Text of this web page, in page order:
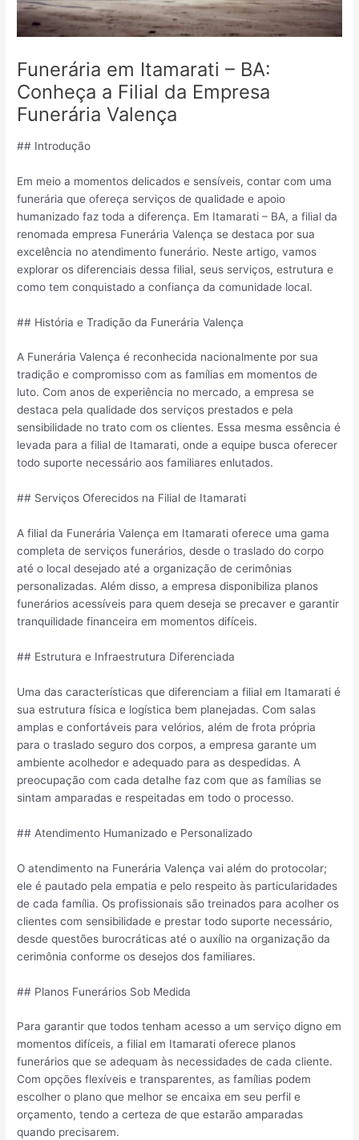
Funerária em Itamarati – BA:
Conheça a Filial da Empresa
Funerária Valença
## Introdução
Em meio a momentos delicados e sensíveis, contar com uma
funerária que ofereça serviços de qualidade e apoio
humanizado faz toda a diferença. Em Itamarati – BA, a filial da
renomada empresa Funerária Valença se destaca por sua
excelência no atendimento funerário. Neste artigo, vamos
explorar os diferenciais dessa filial, seus serviços, estrutura e
como tem conquistado a confiança da comunidade local.
## História e Tradição da Funerária Valença
A Funerária Valença é reconhecida nacionalmente por sua
tradição e compromisso com as famílias em momentos de
luto. Com anos de experiência no mercado, a empresa se
destaca pela qualidade dos serviços prestados e pela
sensibilidade no trato com os clientes. Essa mesma essência é
levada para a filial de Itamarati, onde a equipe busca oferecer
todo suporte necessário aos familiares enlutados.
## Serviços Oferecidos na Filial de Itamarati
A filial da Funerária Valença em Itamarati oferece uma gama
completa de serviços funerários, desde o traslado do corpo
até o local desejado até a organização de cerimônias
personalizadas. Além disso, a empresa disponibiliza planos
funerários acessíveis para quem deseja se precaver e garantir
tranquilidade financeira em momentos difíceis.
## Estrutura e Infraestrutura Diferenciada
Uma das características que diferenciam a filial em Itamarati é
sua estrutura física e logística bem planejadas. Com salas
amplas e confortáveis para velórios, além de frota própria
para o traslado seguro dos corpos, a empresa garante um
ambiente acolhedor e adequado para as despedidas. A
preocupação com cada detalhe faz com que as famílias se
sintam amparadas e respeitadas em todo o processo.
## Atendimento Humanizado e Personalizado
O atendimento na Funerária Valença vai além do protocolar;
ele é pautado pela empatia e pelo respeito às particularidades
de cada família. Os profissionais são treinados para acolher os
clientes com sensibilidade e prestar todo suporte necessário,
desde questões burocráticas até o auxílio na organização da
cerimônia conforme os desejos dos familiares.
## Planos Funerários Sob Medida
Para garantir que todos tenham acesso a um serviço digno em
momentos difíceis, a filial em Itamarati oferece planos
funerários que se adequam às necessidades de cada cliente.
Com opções flexíveis e transparentes, as famílias podem
escolher o plano que melhor se encaixa em seu perfil e
orçamento, tendo a certeza de que estarão amparadas
quando precisarem.